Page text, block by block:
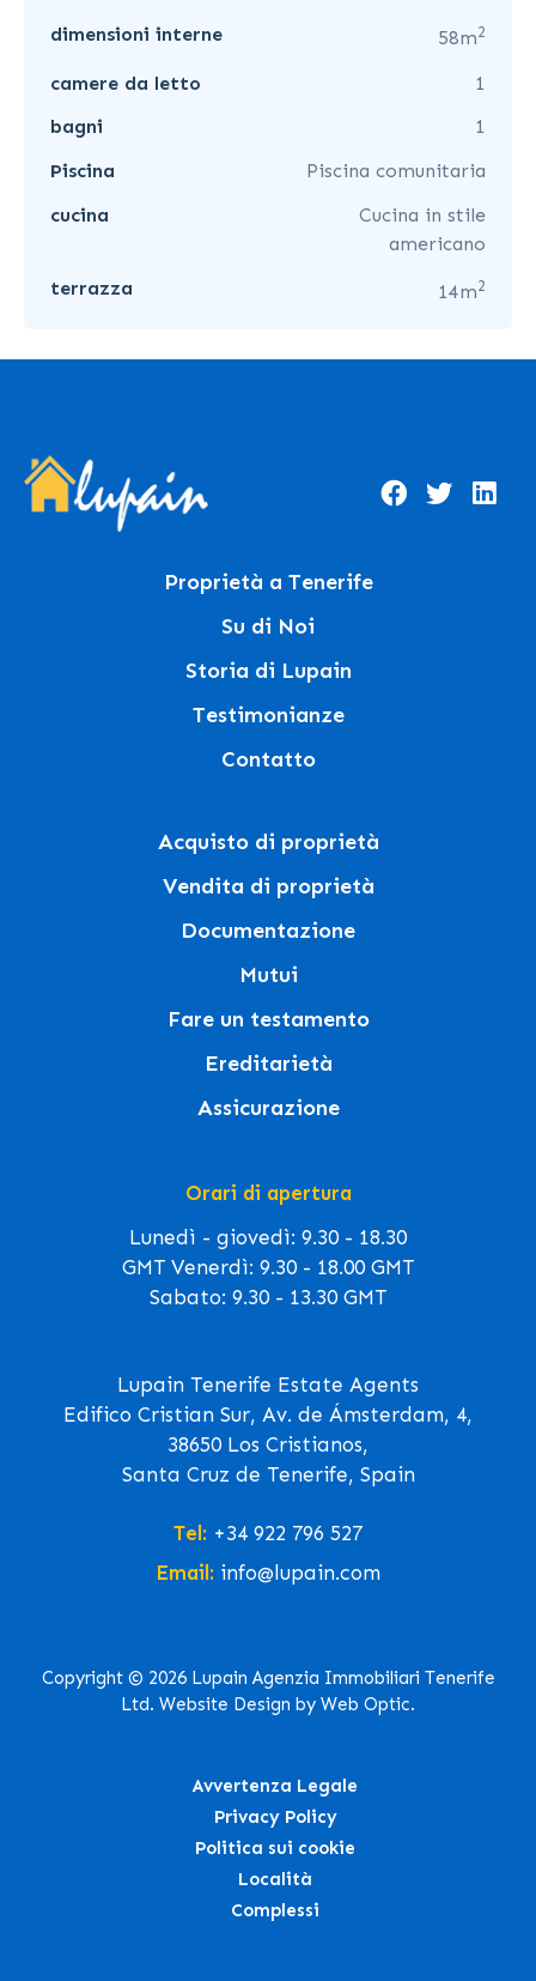
dimensioni interne
58m2
camere da letto
1
bagni
1
Piscina
Piscina comunitaria
cucina
Cucina in stile
americano
terrazza
14m2
Proprietà a Tenerife
Su di Noi
Storia di Lupain
Testimonianze
Contatto
Acquisto di proprietà
Vendita di proprietà
Documentazione
Mutui
Fare un testamento
Ereditarietà
Assicurazione
Orari di apertura
Lunedì - giovedì: 9.30 - 18.30
GMT Venerdì: 9.30 - 18.00 GMT
Sabato: 9.30 - 13.30 GMT
Lupain Tenerife Estate Agents
Edifico Cristian Sur, Av. de Ámsterdam, 4,
38650 Los Cristianos,
Santa Cruz de Tenerife, Spain
Tel: +34 922 796 527
Email: info@lupain.com
Copyright © 2026 Lupain Agenzia Immobiliari Tenerife
Ltd. Website Design by Web Optic.
Avvertenza Legale
Privacy Policy
Politica sui cookie
Località
Complessi